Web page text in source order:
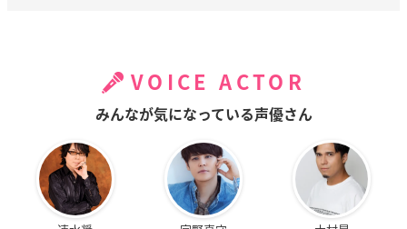
VOICE ACTOR
みんなが気になっている声優さん